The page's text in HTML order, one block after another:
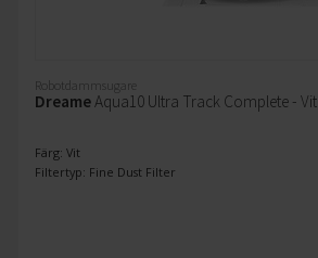
Robotdammsugare
DreameAqua10 Ultra Track Complete - Vit
Färg: Vit
Filtertyp: Fine Dust Filter